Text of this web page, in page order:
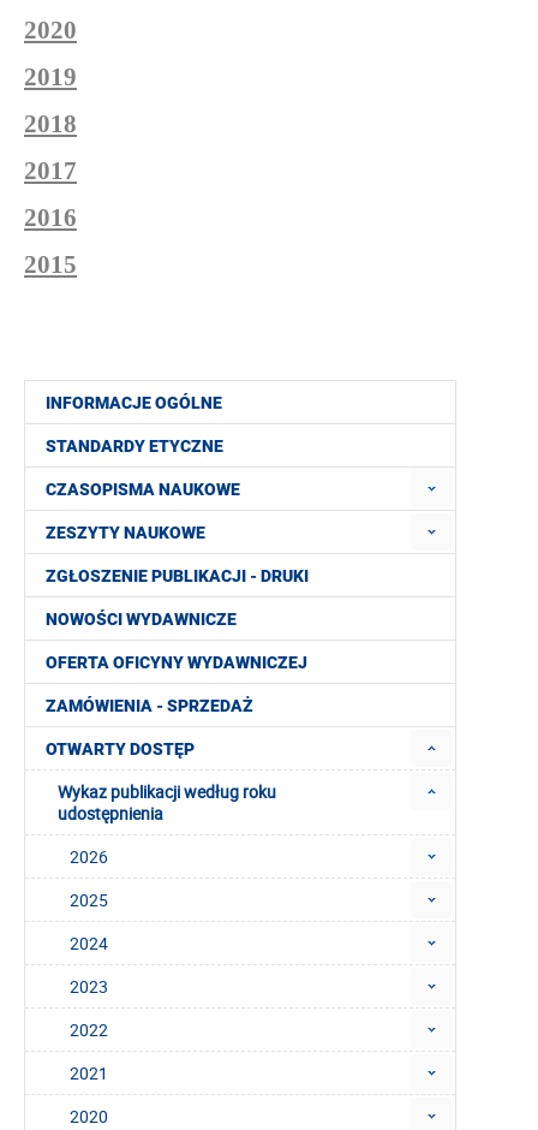
INFORMACJE OGÓLNE
STANDARDY ETYCZNE
CZASOPISMA NAUKOWE
ZESZYTY NAUKOWE
ZGŁOSZENIE PUBLIKACJI - DRUKI
NOWOŚCI WYDAWNICZE
OFERTA OFICYNY WYDAWNICZEJ
ZAMÓWIENIA - SPRZEDAŻ
OTWARTY DOSTĘP
Wykaz publikacji według roku
udostępnienia
2026
2025
2024
2023
2022
2021
2020
2020
2019
2018
2017
2016
2015